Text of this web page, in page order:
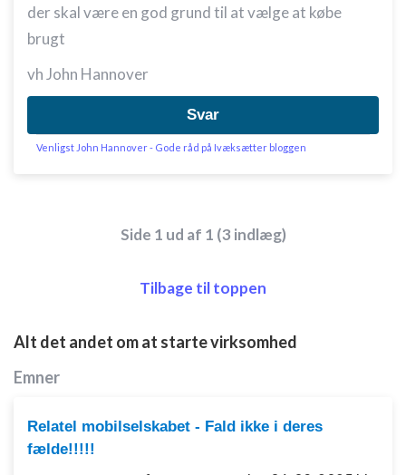
der skal være en god grund til at vælge at købe
brugt
vh John Hannover
Svar
Venligst John Hannover - Gode råd på Ivæksætter bloggen
Side 1 ud af 1 (3 indlæg)
Tilbage til toppen
Alt det andet om at starte virksomhed
Emner
Relatel mobilselskabet - Fald ikke i deres
fælde!!!!!